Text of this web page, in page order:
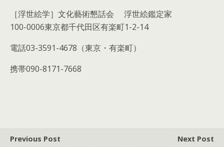
［浮世絵学］文化藝術懇話会 浮世絵鑑定家
100-0006東京都千代田区有楽町1-2-14
電話03-3591-4678（東京・有楽町）
携帯090-8171-7668
Previous Post
Next Post